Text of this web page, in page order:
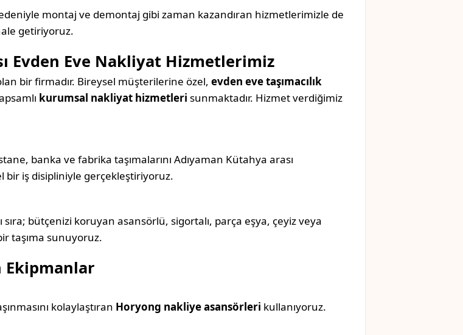
montaj ve demontaj gibi zaman kazandıran hizmetlerimizle de
getiriyoruz.
Evden Eve Nakliyat Hizmetlerimiz
bir firmadır. Bireysel müşterilerine özel, evden eve taşımacılık
kurumsal nakliyat hizmetleri sunmaktadır. Hizmet verdiğimiz
banka ve fabrika taşımalarını Adıyaman Kütahya arası
bir iş disipliniyle gerçekleştiriyoruz.
bütçenizi koruyan asansörlü, sigortalı, parça eşya, çeyiz veya
taşıma sunuyoruz.
Ekipmanlar
kolaylaştıran Horyong nakliye asansörleri kullanıyoruz.